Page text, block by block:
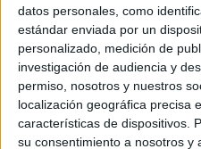
datos personales, como
estándar enviada por un
personalizado, medición de
investigación de audiencia y
permiso, nosotros y nuestros
localización geográfica precisa
características de dispositivos.
su consentimiento a nosotros y
28 DE MAYO DE 2011
Entre ambas secciones
trofeos más, pero
En la sección de medios se ha hecho